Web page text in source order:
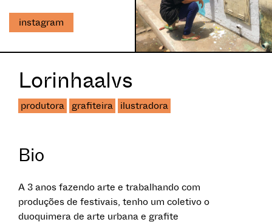
instagram
Lorinhaalvs
produtora grafiteira ilustradora
Bio
A 3 anos fazendo arte e trabalhando com
produções de festivais, tenho um coletivo o
duoquimera de arte urbana e grafite